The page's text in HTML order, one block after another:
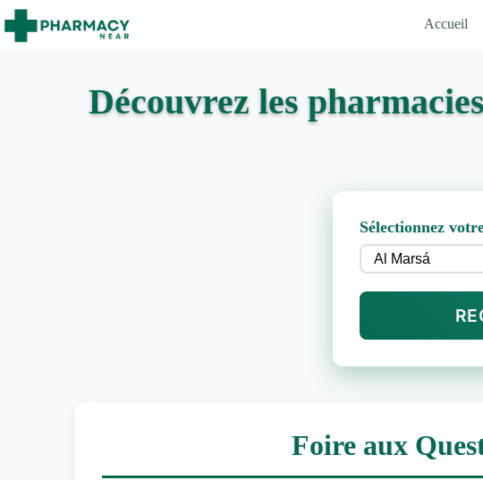
Accueil
Découvrez les
Sélectionnez
Foire aux